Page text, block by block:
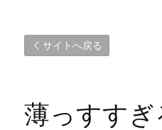
サイトへ戻る
薄っすす